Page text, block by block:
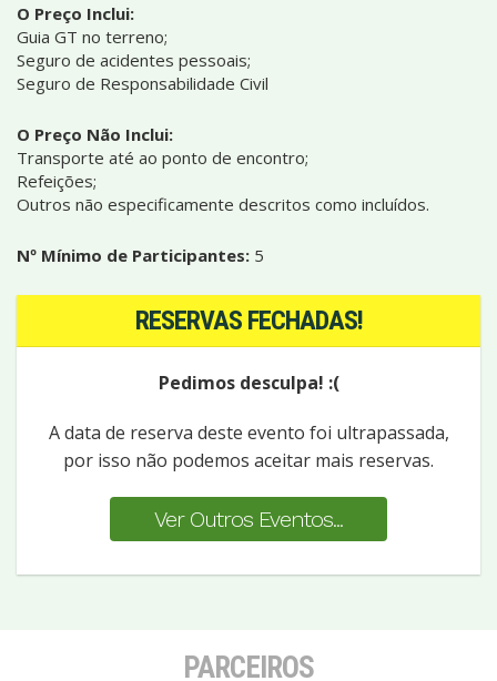
O Preço Inclui:
Guia GT no terreno;
Seguro de acidentes pessoais;
Seguro de Responsabilidade Civil
O Preço Não Inclui:
Transporte até ao ponto de encontro;
Refeições;
Outros não especificamente descritos como incluídos.
Nº Mínimo de Participantes: 5
RESERVAS FECHADAS!
Pedimos desculpa! :(
A data de reserva deste evento foi ultrapassada,
por isso não podemos aceitar mais reservas.
Ver Outros Eventos...
PARCEIROS